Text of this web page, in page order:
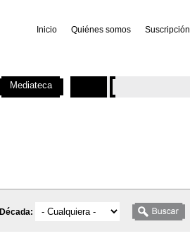
Inicio Quiénes somos Suscripción
Década:
Mediateca